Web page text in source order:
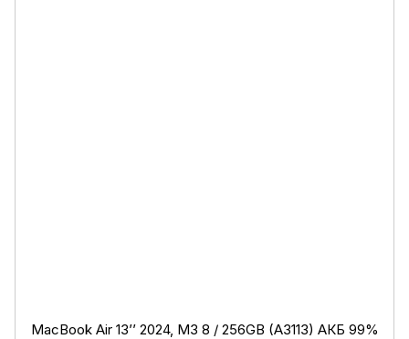
MacBook Air 13’’ 2024, М3 8 / 256GB (A3113) АКБ 99%